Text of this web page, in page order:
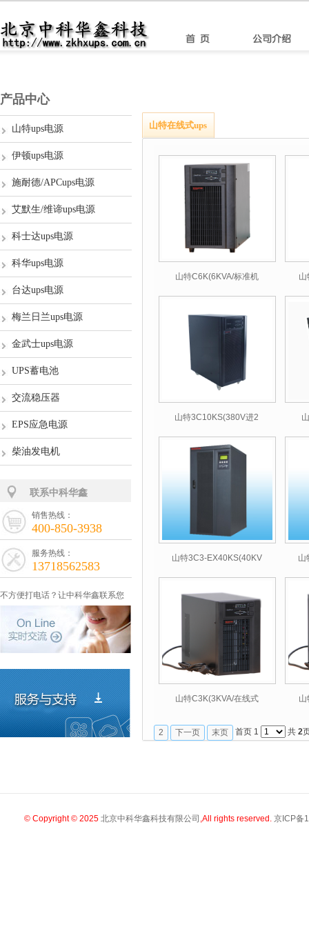
产品中心
山特ups电源
伊顿ups电源
施耐德/APCups电源
艾默生/维谛ups电源
科士达ups电源
科华ups电源
台达ups电源
梅兰日兰ups电源
金武士ups电源
UPS蓄电池
交流稳压器
EPS应急电源
柴油发电机
联系中科华鑫
销售热线：
400-850-3938
服务热线：
13718562583
不方便打电话？让中科华鑫联系您
山特在线式ups
山特C6K(6KVA/标准机 山
山特3C10KS(380V进2
山特3C3-EX40KS(40KV 山
山特C3K(3KVA/在线式 山
首页 1
2 下一页 末页 共 2
© Copyright © 2025 北京中科华鑫科技有限公司 ,All rights reserved. 京ICP备